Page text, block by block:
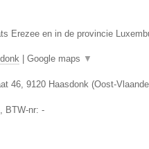
Erezee en in de provincie
| Google maps ▼
46, 9120 Haasdonk(Oost-
, BTW-nr: -